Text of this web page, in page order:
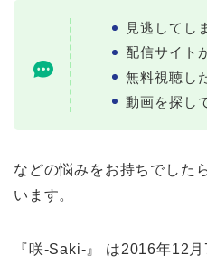
見逃してし
配信サイト
無料視聴し
動画を探し
などの悩みをお持ちでした
います。
『咲-Saki-』 は2016年12